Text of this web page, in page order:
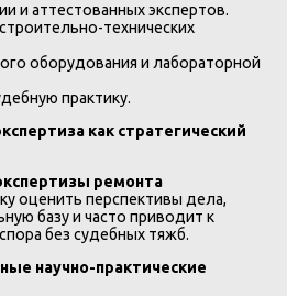
и аттестованных экспертов.
технических
оборудования и лабораторной
практику.
как стратегический
ремонта
оценить перспективы дела,
базу и часто приводит к
без судебных тяжб.
научно-практические